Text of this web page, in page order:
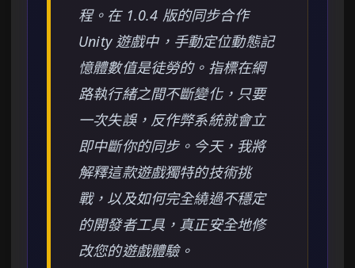
程。在 1.0.4 版的同步合作
Unity 遊戲中，手動定位動態記
憶體數值是徒勞的。指標在網
路執行緒之間不斷變化，只要
一次失誤，反作弊系統就會立
即中斷你的同步。今天，我將
解釋這款遊戲獨特的技術挑
戰，以及如何完全繞過不穩定
的開發者工具，真正安全地修
改您的遊戲體驗。